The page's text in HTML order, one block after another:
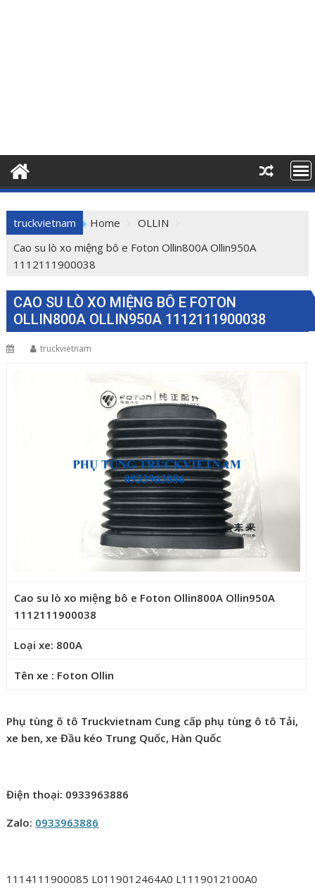
truckvietnam Home
OLLIN
Cao su lò xo miệng bô e Foton Ollin800A Ollin950A
1112111900038
CAO SU LÒ XO MIỆNG BÔ E FOTON
OLLIN800A OLLIN950A 1112111900038
truckvietnam
Cao su lò xo miệng bô e Foton Ollin800A Ollin950A
1112111900038
Loại xe: 800A
Tên xe : Foton Ollin
Phụ tùng ô tô Truckvietnam Cung cấp phụ tùng ô tô Tải,
xe ben, xe Đầu kéo Trung Quốc, Hàn Quốc
Điện thoại: 0933963886
Zalo: 0933963886
1114111900085 L0119012464A0 L1119012100A0